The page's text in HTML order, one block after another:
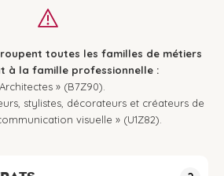
toutes les familles de métiers
à la famille professionnelle :
» (B7Z90).
stylistes, décorateurs et créateurs de
visuelle » (U1Z82).